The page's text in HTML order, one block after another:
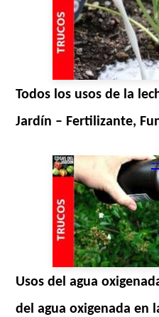
Todos los usos de la
Jardín – Fertilizante,
Usos del agua
del agua oxigenada en